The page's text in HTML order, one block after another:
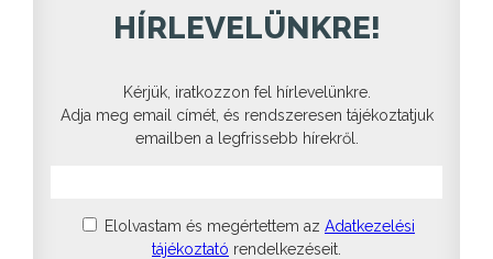
HÍRLEVELÜNKRE!
Kérjük, iratkozzon fel hírlevelünkre.
Adja meg email címét, és rendszeresen tájékoztatjuk
emailben a legfrissebb hírekről.
Elolvastam és megértettem az Adatkezelési
tájékoztató rendelkezéseit.